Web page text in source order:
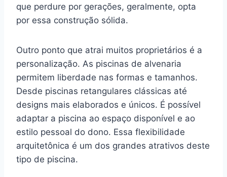
que perdure por gerações, geralmente, opta
por essa construção sólida.
Outro ponto que atrai muitos proprietários é a
personalização. As piscinas de alvenaria
permitem liberdade nas formas e tamanhos.
Desde piscinas retangulares clássicas até
designs mais elaborados e únicos. É possível
adaptar a piscina ao espaço disponível e ao
estilo pessoal do dono. Essa flexibilidade
arquitetônica é um dos grandes atrativos deste
tipo de piscina.